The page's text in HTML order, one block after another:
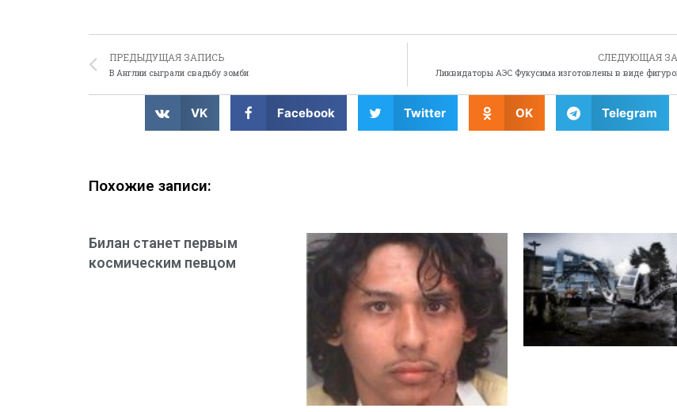
ПРЕДЫДУЩАЯ ЗАПИСЬ
В Англии сыграли свадьбу зомби
СЛЕДУЮЩАЯ
Ликвидаторы АЭС Фукусима изготовлены в виде
VK Facebook Twitter OK Telegram
Похожие записи:
Билан станет первым
космическим певцом